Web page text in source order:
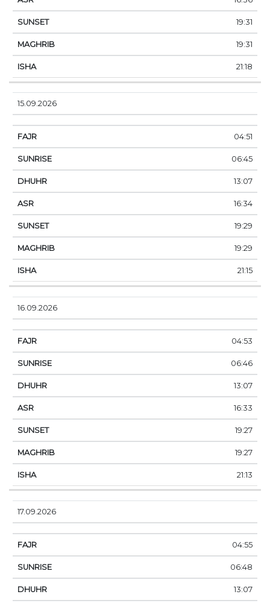
19:31
19:31
21:18
15.09.2026
04:51
06:45
13:07
16:34
19:29
19:29
21:15
16.09.2026
04:53
06:46
13:07
16:33
19:27
19:27
21:13
17.09.2026
04:55
06:48
13:07